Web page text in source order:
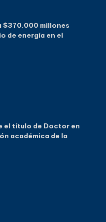
$370.000 millones
de energía en el
el título de Doctor en
académica de la